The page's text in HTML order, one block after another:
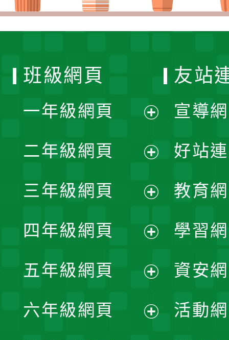
班級網頁
一年級網頁
開
選
單
二年級網頁
開
選
單
三年級網頁
開
選
單
四年級網頁
開
選
五年級網頁
開
六年級網頁
友站
宣導
好站
教育
學習
資安
活動